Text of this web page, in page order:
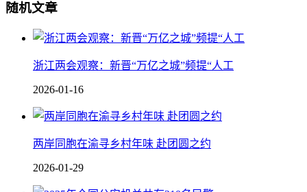
随机文章
浙江两会观察：新晋“万亿之城”频提“人工
2026-01-16
两岸同胞在渝寻乡村年味 赴团圆之约
2026-01-29